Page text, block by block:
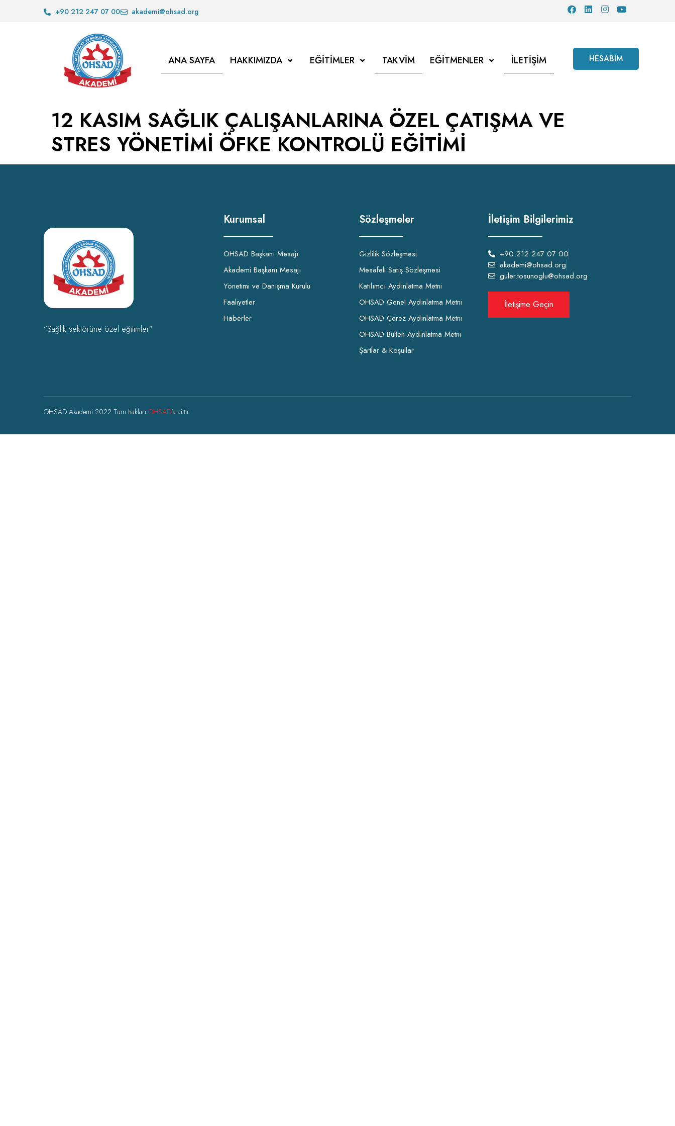
+90 212 247 07 00 akademi@ohsad.org
ANA SAYFA HAKKIMIZDA EĞITIMLER TAKVIM EĞITMENLER İLETIŞIM HESABIM
12 KASIM SAĞLIK ÇALIŞANLARINA ÖZEL ÇATIŞMA VE
STRES YÖNETİMİ ÖFKE KONTROLÜ EĞİTİMİ
“Sağlık sektörüne özel eğitimler”
Kurumsal
OHSAD Başkanı Mesajı
Akademi Başkanı Mesajı
Yönetimi ve Danışma Kurulu
Faaliyetler
Haberler
Sözleşmeler
Gizlilik Sözleşmesi
Mesafeli Satış Sözleşmesi
Katılımcı Aydınlatma Metni
OHSAD Genel Aydınlatma Metni
OHSAD Çerez Aydınlatma Metni
OHSAD Bülten Aydınlatma Metni
Şartlar & Koşullar
İletişim Bilgilerimiz
+90 212 247 07 00
akademi@ohsad.org
guler.tosunoglu@ohsad.org
İletişime Geçin
OHSAD Akademi 2022 Tüm hakları OHSAD‘a aittir.